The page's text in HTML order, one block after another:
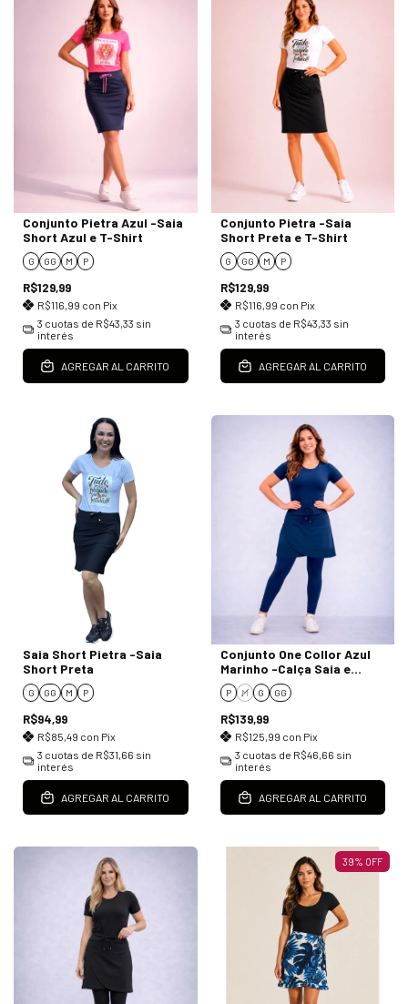
Conjunto Pietra Azul -Saia
Short Azul e T-Shirt
G GG M P
R$129,99
R$116,99 con Pix
3 cuotas de R$43,33 sin
interés
AGREGAR AL CARRITO
Conjunto Pietra -Saia
Short Preta e T-Shirt
G GG M P
R$129,99
R$116,99 con Pix
3 cuotas de R$43,33 sin
interés
AGREGAR AL CARRITO
Saia Short Pietra -Saia
Short Preta
G GG M P
R$94,99
R$85,49 con Pix
3 cuotas de R$31,66 sin
interés
AGREGAR AL CARRITO
Conjunto One Collor Azul
Marinho -Calça Saia e
Blusa
P M G GG
R$139,99
R$125,99 con Pix
3 cuotas de R$46,66 sin
interés
AGREGAR AL CARRITO
39% OFF